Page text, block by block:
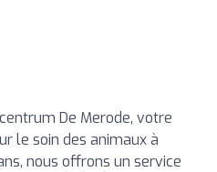
De Merode, votre
le soin des animaux à
nous offrons un service